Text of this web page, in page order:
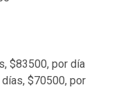
$83500, por día
$70500, por